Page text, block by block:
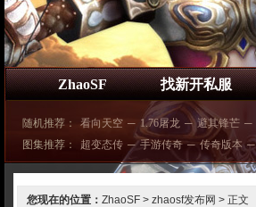
ZhaoSF 找新开私服
随机推荐： 看向天空 ─ 1.76屠龙 ─ 避其锋芒 ─
图集推荐：
超变态传 ─ 手游传奇 ─ 传奇版本 ─
您现在的位置： ZhaoSF > zhaosf发布网 > 正文